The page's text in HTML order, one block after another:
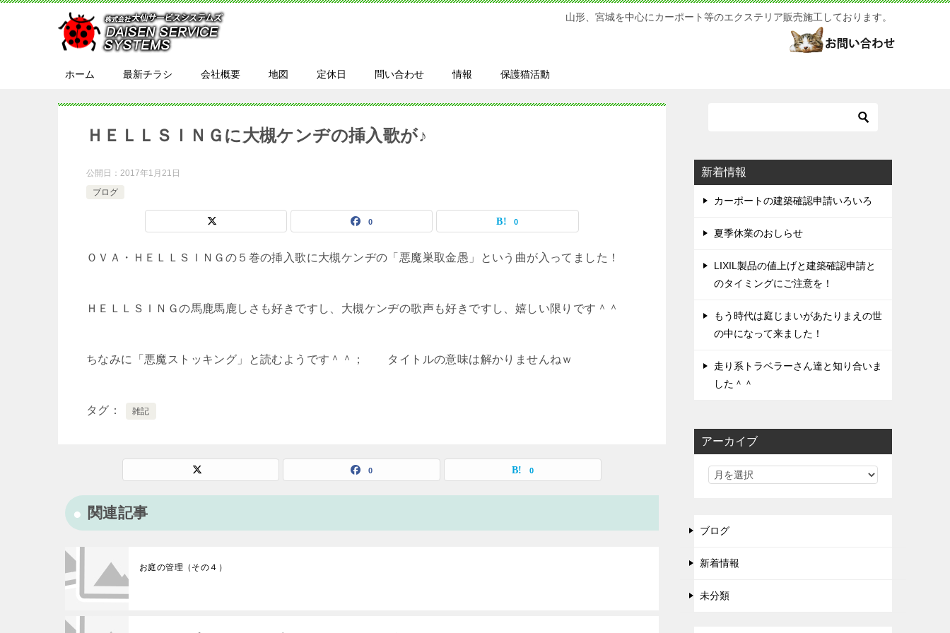
山形、宮城を中心にカーポート等のエクステリア販売施工しております。
ホーム 最新チラシ 会社概要 地図 定休日 問い合わせ 情報 保護猫活動
ＨＥＬＬＳＩＮＧに大槻ケンヂの挿入歌が♪
公開日： 2017年1月21日
ブログ
0 0
ＯＶＡ・ＨＥＬＬＳＩＮＧの５巻の挿入歌に大槻ケンヂの「悪魔巣取金愚」という曲が入ってました！
ＨＥＬＬＳＩＮＧの馬鹿馬鹿しさも好きですし、大槻ケンヂの歌声も好きですし、嬉しい限りです＾＾
ちなみに「悪魔ストッキング」と読むようです＾＾； タイトルの意味は解かりませんねｗ
タグ 雑記
0 0
関連記事
お庭の管理（その４）
新着情報
カーポートの建築確認申請いろいろ
夏季休業のおしらせ
LIXIL製品の値上げと建築確認申請と
のタイミングにご注意を！
もう時代は庭じまいがあたりまえの世
の中になって来ました！
走り系トラベラーさん達と知り合いま
した＾＾
アーカイブ
ブログ
新着情報
未分類